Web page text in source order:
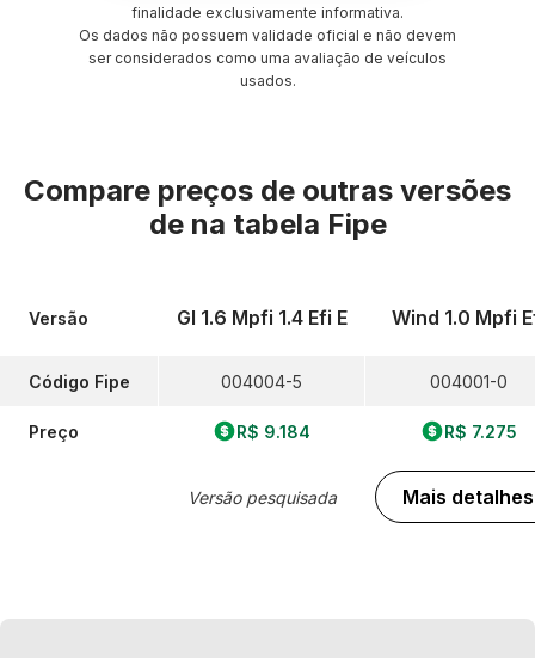
finalidade exclusivamente informativa.
Os dados não possuem validade oficial e não devem
ser considerados como uma avaliação de veículos
usados.
Compare preços de outras versões
de na tabela Fipe
Versão
Código Fipe
Preço
Gl 1.6 Mpfi 1.4 Efi E
004004-5
R$ 9.184
Versão pesquisada
Wind 1.0 Mpfi
004001-0
R$ 7.275
Mais detalhes